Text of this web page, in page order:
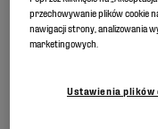
Identyfikator
przechowywanie plików cookie
nawigacji strony, analizowania
marketingowych.
Ustawienia plików